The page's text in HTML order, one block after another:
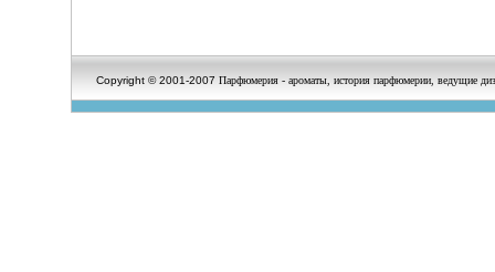
Copyright © 2001-2007 Парфюмерия - ароматы, история парфюмерии, ведущие